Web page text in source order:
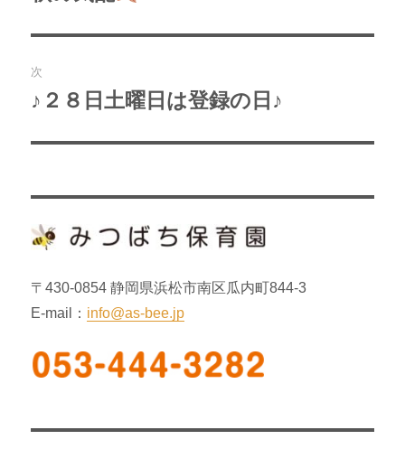
ビ
ゲ
ー
ン
の
投
稿:
次
次
投
♪２８日土曜日は登録の日♪
〒430-0854 静岡県浜松市南区瓜内町844-3
E-mail： info@as-bee.jp